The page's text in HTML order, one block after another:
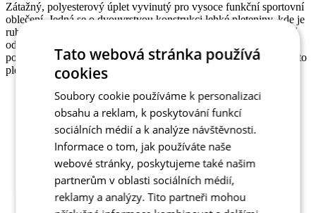
Zátažný, polyesterový úplet vyvinutý pro vysoce funkční sportovní
oblečení. Jedná se o dvouvrstvou konstrukci lehké pleteniny, kde je
rubová strana zhotovena ze speciálních mikrovláken, která účinně
odvádějí pot do vrchní vrstvy. I při větší zátěži je zajištěn odvod
potu a tím zaručena spokojenost každého sportovce. Výrobky z této
pleteniny jsou velice vzdušné a příjemné na nošení.
Složení: 100% Polyester
Gramáž: 125 g/m
Kód produktu
1011-245X--02
8591851484504
Velikost
2
Střih
Klasický střih
Tato webová stránka používá
cookies
Soubory cookie používáme k personalizaci
obsahu a reklam, k poskytování funkcí
sociálních médií a k analýze návštěvnosti.
Informace o tom, jak používáte naše
webové stránky, poskytujeme také našim
partnerům v oblasti sociálních médií,
reklamy a analýzy. Tito partneři mohou